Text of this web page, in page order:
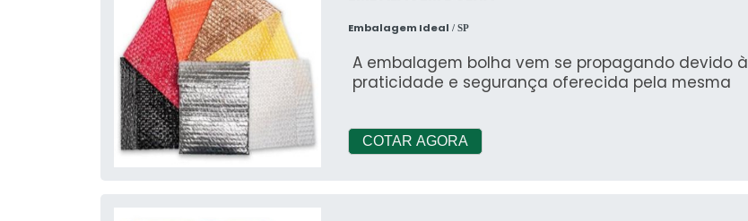
Embalagem Ideal / SP
A embalagem bolha vem se propagando devido à
praticidade e segurança oferecida pela mesma
COTAR AGORA